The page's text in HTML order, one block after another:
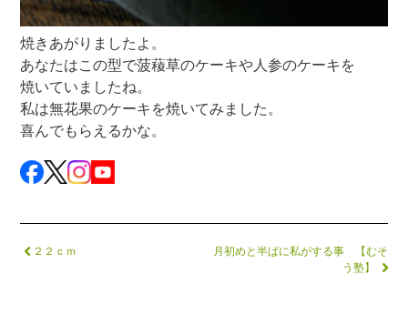
焼きあがりましたよ。
あなたはこの型で菠薐草のケーキや人参のケーキを
焼いていましたね。
私は無花果のケーキを焼いてみました。
喜んでもらえるかな。
２２ｃｍ
月初めと半ばに私がする事 【むそ
う塾】